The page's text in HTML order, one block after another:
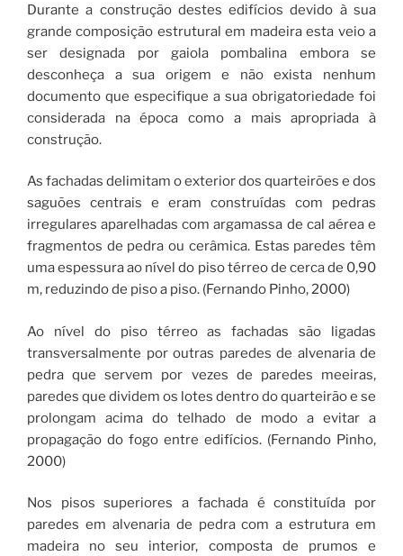
Durante a construção destes edifícios devido à sua
grande composição estrutural em madeira esta veio a
ser designada por gaiola pombalina embora se
desconheça a sua origem e não exista nenhum
documento que especifique a sua obrigatoriedade foi
considerada na época como a mais apropriada à
construção.
As fachadas delimitam o exterior dos quarteirões e dos
saguões centrais e eram construídas com pedras
irregulares aparelhadas com argamassa de cal aérea e
fragmentos de pedra ou cerâmica. Estas paredes têm
uma espessura ao nível do piso térreo de cerca de 0,90
m, reduzindo de piso a piso. (Fernando Pinho, 2000)
Ao nível do piso térreo as fachadas são ligadas
transversalmente por outras paredes de alvenaria de
pedra que servem por vezes de paredes meeiras,
paredes que dividem os lotes dentro do quarteirão e se
prolongam acima do telhado de modo a evitar a
propagação do fogo entre edifícios. (Fernando Pinho,
2000)
Nos pisos superiores a fachada é constituída por
paredes em alvenaria de pedra com a estrutura em
madeira no seu interior, composta de prumos e